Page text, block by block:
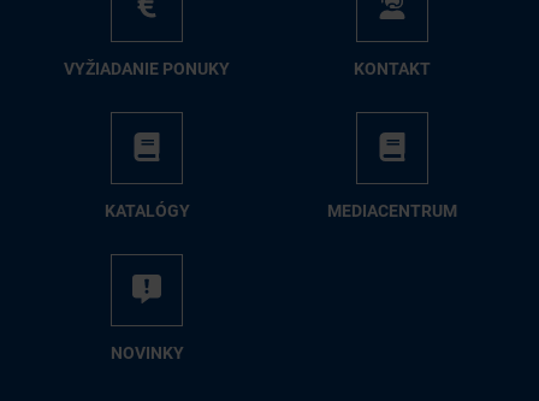
VY­ŽIA­DA­NIE PO­NU­KY KON­TAKT
KA­TA­LÓ­GY ME­DIA­CEN­TRUM
NO­VIN­KY